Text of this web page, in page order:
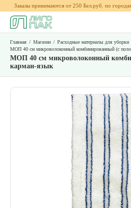
Заказы принимаются от 250 Бел.руб. по
Главная / Магазин / Расходные материалы для уборки
МОП 40 см микроволоконный комбинированный (с
МОП 40 см микроволоконный
карман-язык